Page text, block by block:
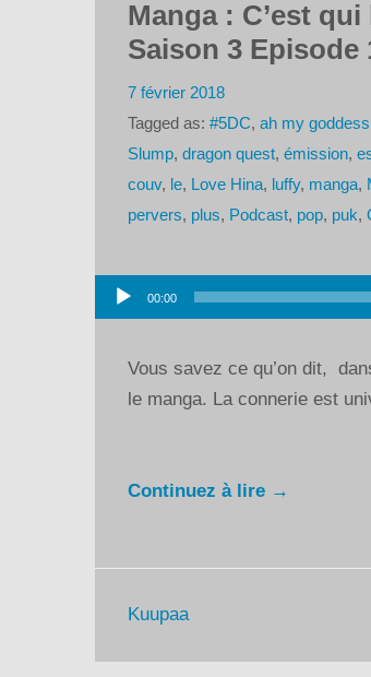
Manga : C’est
Saison 3 Episode
7 février 2018
Tagged as: #5DC, ah my goddess
Slump, dragon quest, émission,
couv, le, Love Hina, luffy, manga,
pervers, plus, Podcast, pop, puk,
Lecteur00:00
Vous savez ce qu’on dit,
le manga. La connerie est
Continuez à lire →
Kuupaa